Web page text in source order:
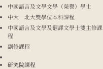
中國語言及文學文學（榮譽）學士
中大─北大雙學位本科課程
中國語言及文學及翻譯文學士雙主修課
程
副修課程
研究院課程